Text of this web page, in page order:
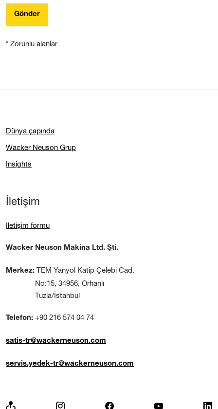
Gönder
* Zorunlu alanlar
Dünya çapında
Wacker Neuson Grup
Insights
İletişim
Iletişim formu
Wacker Neuson Makina Ltd. Şti.
Merkez: TEM Yanyol Katip Çelebi Cad.
No:15, 34956, Orhanlı
Tuzla/İstanbul
Telefon: +90 216 574 04 74
satis-tr@wackerneuson.com
servis.yedek-tr@wackerneuson.com